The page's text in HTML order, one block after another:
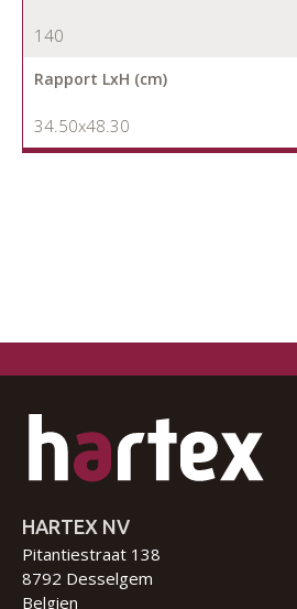
140
Rapport LxH (cm)
34.50x48.30
HARTEX NV
Pitantiestraat 138
8792 Desselgem
Belgien